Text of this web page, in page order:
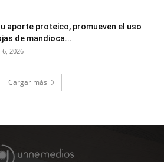
aporte proteico, promueven el uso
de mandioca...
2026
Cargar más